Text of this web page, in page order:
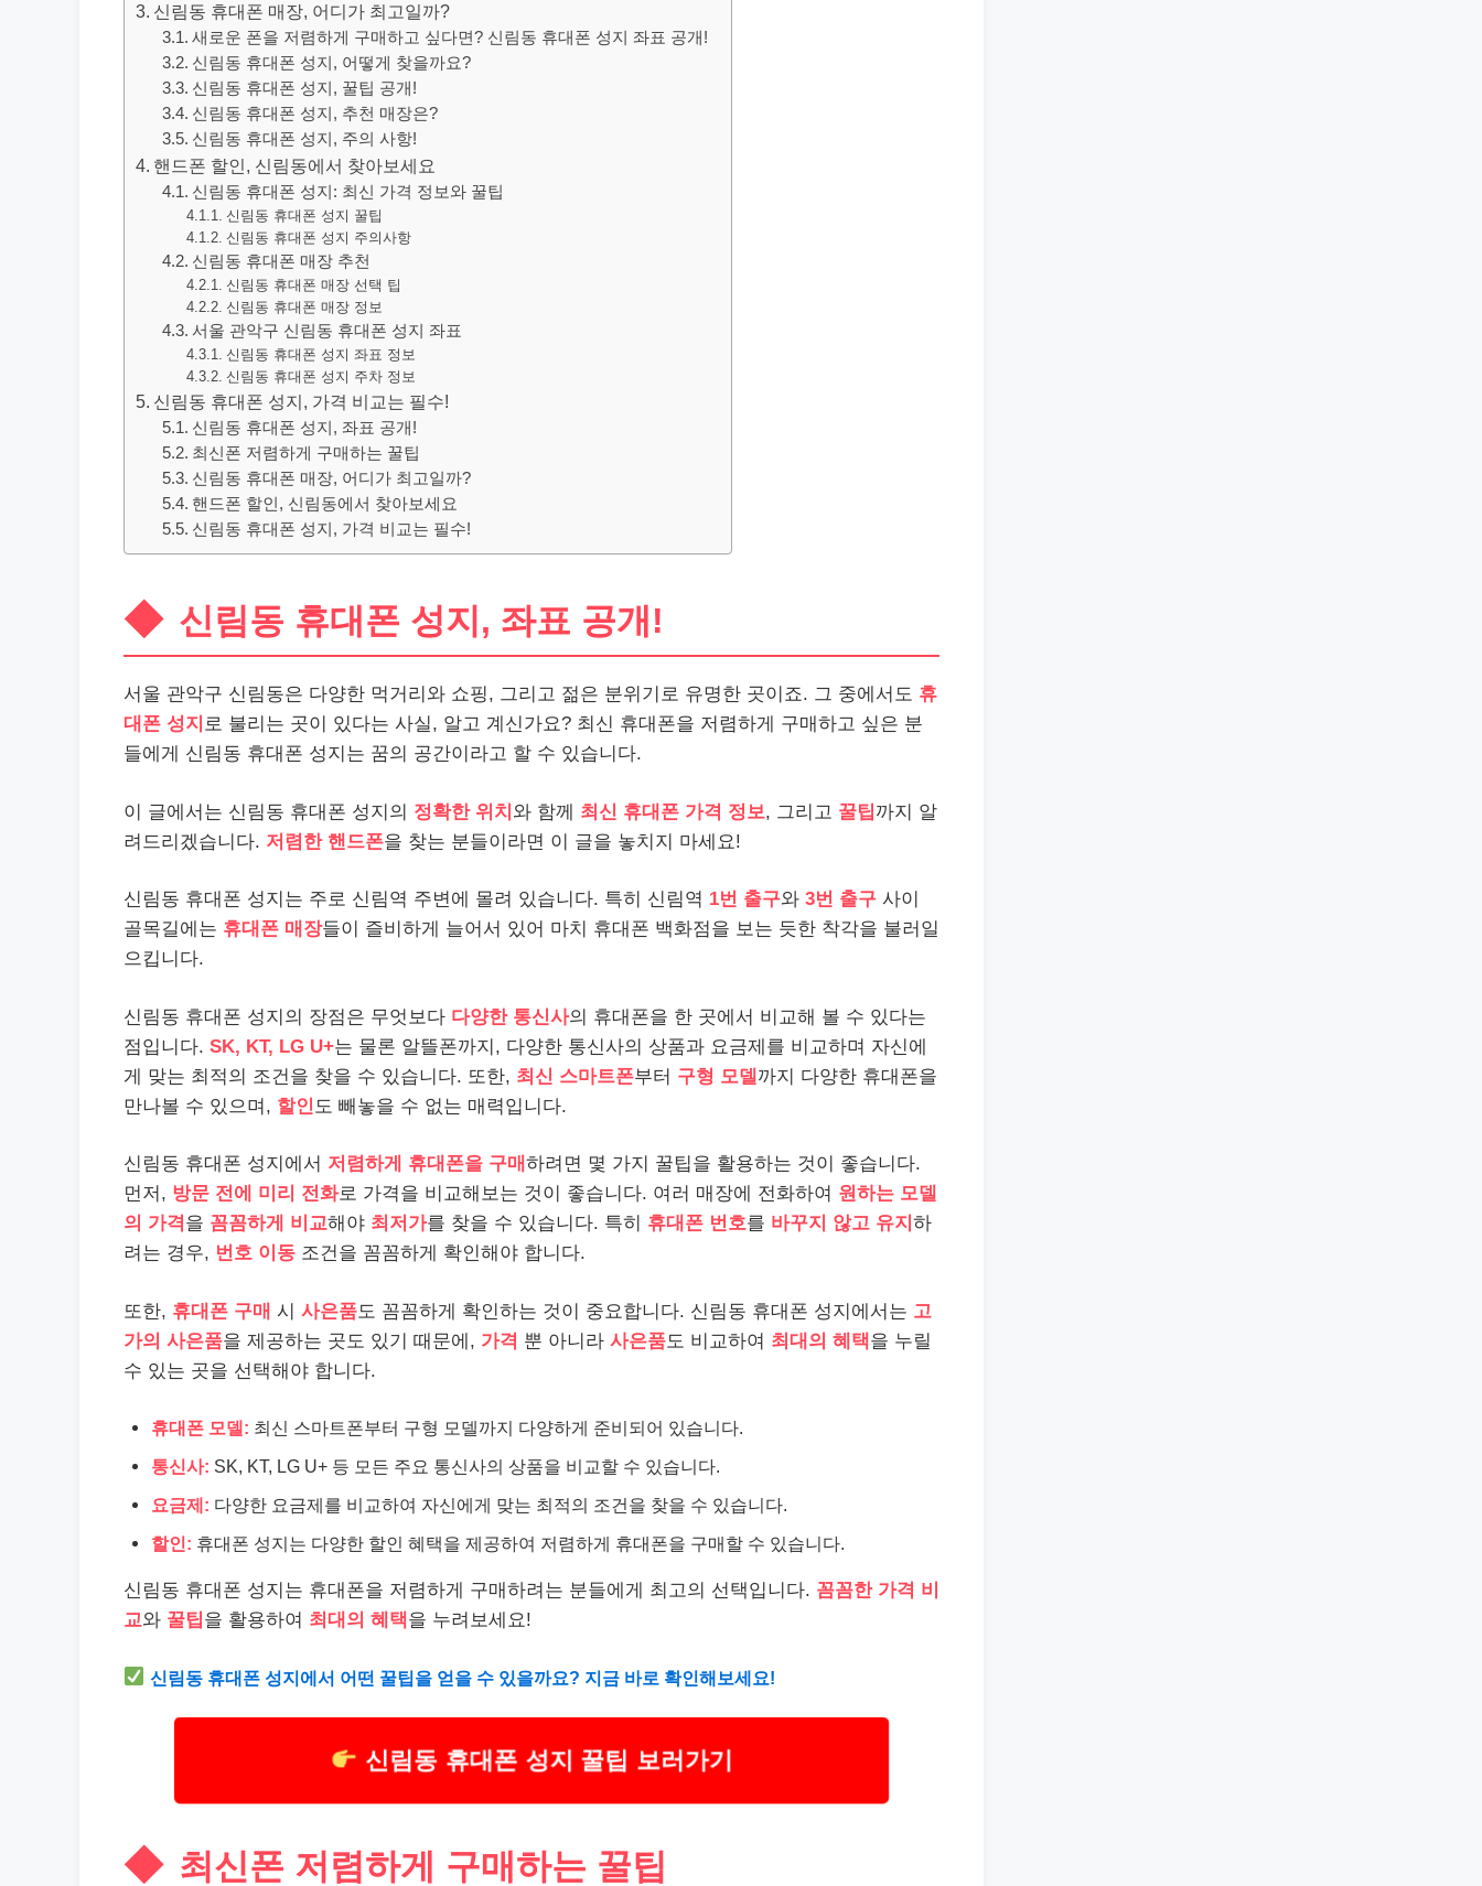
신림동 휴대폰 매장, 어디가 최고일까?
새로운 폰을 저렴하게 구매하고 싶다면? 신림동 휴대폰 성지 좌표 공개!
신림동 휴대폰 성지, 어떻게 찾을까요?
신림동 휴대폰 성지, 꿀팁 공개!
신림동 휴대폰 성지, 추천 매장은?
신림동 휴대폰 성지, 주의 사항!
핸드폰 할인, 신림동에서 찾아보세요
신림동 휴대폰 성지: 최신 가격 정보와 꿀팁
신림동 휴대폰 성지 꿀팁
신림동 휴대폰 성지 주의사항
신림동 휴대폰 매장 추천
신림동 휴대폰 매장 선택 팁
신림동 휴대폰 매장 정보
서울 관악구 신림동 휴대폰 성지 좌표
신림동 휴대폰 성지 좌표 정보
신림동 휴대폰 성지 주차 정보
신림동 휴대폰 성지, 가격 비교는 필수!
신림동 휴대폰 성지, 좌표 공개!
최신폰 저렴하게 구매하는 꿀팁
신림동 휴대폰 매장, 어디가 최고일까?
핸드폰 할인, 신림동에서 찾아보세요
신림동 휴대폰 성지, 가격 비교는 필수!
신림동 휴대폰 성지, 좌표 공개!
서울 관악구 신림동은 다양한 먹거리와 쇼핑, 그리고 젊은 분위기로 유명한 곳이죠. 그 중에서도 휴
대폰 성지 로 불리는 곳이 있다는 사실, 알고 계신가요? 최신 휴대폰을 저렴하게 구매하고 싶은 분
들에게 신림동 휴대폰 성지는 꿈의 공간이라고 할 수 있습니다.
이 글에서는 신림동 휴대폰 성지의 정확한 위치 와 함께 최신 휴대폰 가격 정보, 그리고 꿀팁까지 알
려드리겠습니다. 저렴한 핸드폰을 찾는 분들이라면 이 글을 놓치지 마세요!
신림동 휴대폰 성지는 주로 신림역 주변에 몰려 있습니다. 특히 신림역 1번 출구와 3번 출구 사이
골목길에는 휴대폰 매장들이 즐비하게 늘어서 있어 마치 휴대폰 백화점을 보는 듯한 착각을 불러일
으킵니다.
신림동 휴대폰 성지의 장점은 무엇보다 다양한 통신사의 휴대폰을 한 곳에서 비교해 볼 수 있다는
점입니다. SK, KT, LG U+는 물론 알뜰폰까지, 다양한 통신사의 상품과 요금제를 비교하며 자신에
게 맞는 최적의 조건을 찾을 수 있습니다. 또한, 최신 스마트폰부터 구형 모델 까지 다양한 휴대폰을
만나볼 수 있으며, 할인 도 빼놓을 수 없는 매력입니다.
신림동 휴대폰 성지에서 저렴하게 휴대폰을 구매하려면 몇 가지 꿀팁을 활용하는 것이 좋습니다.
먼저, 방문 전에 미리 전화로 가격을 비교해보는 것이 좋습니다. 여러 매장에 전화하여 원하는 모델
의 가격 을 꼼꼼하게 비교해야 최저가를 찾을 수 있습니다. 특히 휴대폰 번호를 바꾸지 않고 유지 하
려는 경우, 번호 이동 조건을 꼼꼼하게 확인해야 합니다.
또한, 휴대폰 구매 시 사은품도 꼼꼼하게 확인하는 것이 중요합니다. 신림동 휴대폰 성지에서는 고
가의 사은품을 제공하는 곳도 있기 때문에, 가격 뿐 아니라 사은품도 비교하여 최대의 혜택을 누릴
수 있는 곳을 선택해야 합니다.
휴대폰 모델: 최신 스마트폰부터 구형 모델까지 다양하게 준비되어 있습니다.
통신사: SK, KT, LG U+ 등 모든 주요 통신사의 상품을 비교할 수 있습니다.
요금제: 다양한 요금제를 비교하여 자신에게 맞는 최적의 조건을 찾을 수 있습니다.
할인: 휴대폰 성지는 다양한 할인 혜택을 제공하여 저렴하게 휴대폰을 구매할 수 있습니다.
신림동 휴대폰 성지는 휴대폰을 저렴하게 구매하려는 분들에게 최고의 선택입니다. 꼼꼼한 가격 비
교와 꿀팁을 활용하여 최대의 혜택을 누려보세요!
신림동 휴대폰 성지에서 어떤 꿀팁을 얻을 수 있을까요? 지금 바로 확인해보세요!
신림동 휴대폰 성지 꿀팁 보러가기
최신폰 저렴하게 구매하는 꿀팁